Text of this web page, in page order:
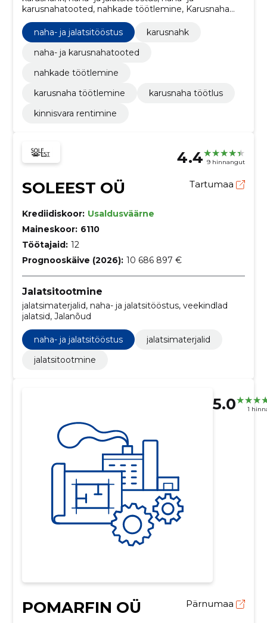
karusnahatooted, nahkade töötlemine, Karusnaha
naha- ja jalatsitööstus
karusnahk
naha- ja karusnahatooted
nahkade töötlemine
karusnaha töötlemine
karusnaha töötlus
kinnisvara rentimine
4.4 9 hinnangut
SOLEEST OÜ Tartumaa
Krediidiskoor: Usaldusväärne
Maineskoor: 6110
Töötajaid: 12
Prognooskäive (2026): 10 686 897 €
Jalatsitootmine
jalatsimaterjalid, naha- ja jalatsitööstus, veekindlad
jalatsid, Jalanõud
naha- ja jalatsitööstus
jalatsimaterjalid
jalatsitootmine
5.0 1
POMARFIN OÜ Pärnumaa